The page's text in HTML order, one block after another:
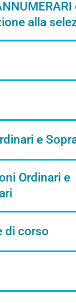
alla
e
Ordinari e
di corso